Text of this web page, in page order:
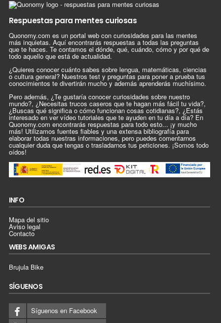
Respuestas para mentes curiosas
Quonomy.com es un portal web con curiosidades para las mentes
más inquietas. Aquí encontrarás respuestas a todas las preguntas
que te haces. Te contamos el dónde, qué, cuándo, cómo y por qué de
todo aquello que está de actualidad.
¿Quieres conocer cuánto sabes sobre lengua, matemáticas, ciencias
o cultura general? Nuestros test y preguntas para poner a prueba tus
conocimientos te divertirán mucho y además aprenderás muchísimo.
Pero además, ¿Te gustaría conocer curiosidades sobre nuestro
mundo?, ¿Necesitas trucos caseros que te hagan más fácil tu vida?,
¿Buscas qué significa o cómo funcionan cosas cotidianas?, ¿Estás
interesado en ver vídeo tutoriales que te ayuden en tu día a día? En
Quonomy.com encontrarás respuestas para todo esto... ¡y mucho
más! Utilizamos fuentes fiables y una extensa bibliografía para
elaborar todas nuestras informaciones, pero puedes comentarnos
cualquier duda que tengas o trasladarnos tus peticiones. ¡Somos todo
oídos!
INFO
Mapa del sitio
Aviso legal
Contacto
WEBS AMIGAS
Brujula Bike
SÍGUENOS
Síguenos en Facebook